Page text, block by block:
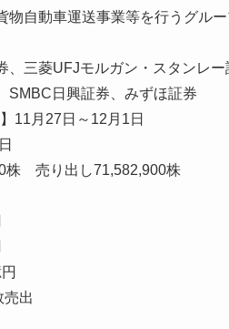
物自動車運送事業等を行うグル
、三菱UFJモルガン・スタンレー
SMBC日興証券、みずほ証券
11月27日～12月1日
0株 売り出し71,582,900株
売出